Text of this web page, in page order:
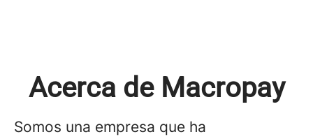
Acerca de Macropay
Somos una empresa que ha